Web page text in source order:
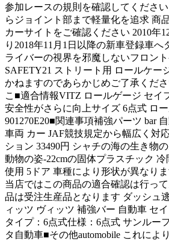
参加レースの規則を確認してくださ
らジョイント部まで軽量化を追求 商
カーサイトをご確認ください 2010年
り2018年11月1日以降の新車登録車へ
ライバーの視界を邪魔しないフロン
SAFETY21 ストリート用 ロールケー
かねますのであらかじめご了承くだ
こ■適合情報VITZ ロールゲージ セイ
安全性がさらに向上サイズ 6点式 ロ
901270E20■関連事項補強パーツ bar
車両 カー JAF競技規定から幅広く対
ション 33490円 シャチの海の生き物
動物の姿-22cmの固体プラスチック
使用 5ドア 車種により形状が異なり
当店ではこの商品の適合確認は行っ
品は受注生産品となります ダッシュ
ィッツ ヴィッツ 補強バー 自動車 セ
タイプ：6点式仕様：6点式 サンルー
タ自動車■その他automobile これによ